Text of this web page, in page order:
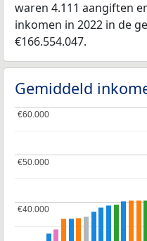
waren 4.111 aangiften
inkomen in 2022 in de
€166.554.047.
Gemiddeld
€40.000
€40.000
€50.000
€50.000
€60.000
€60.000